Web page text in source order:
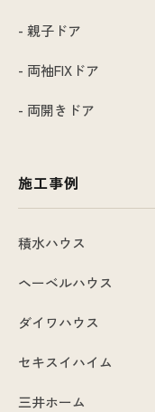
- 親子ドア
- 両袖FIXドア
- 両開きドア
施工事例
積水ハウス
ヘーベルハウス
ダイワハウス
セキスイハイム
三井ホーム